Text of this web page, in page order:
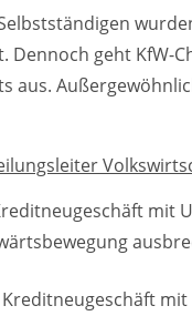
Dennoch geht KfW-
aus.
mit